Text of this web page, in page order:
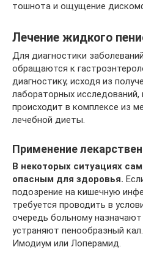
тошнота и ощущение
Лечение жидкого
Для диагностики
обращаются к
диагностику, исходя из
лабораторных
происходит в комплексе из
лечебной диеты.
Применение
В некоторых ситуациях
опасным для здоровья.
подозрение на кишечную
требуется проводить в
очередь больному
устраняют пенообразный
Имодиум или Лоперамид.